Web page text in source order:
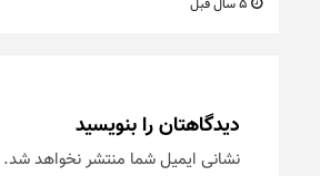
دیدگاهتان را بنویسید
نشانی ایمیل شما منتشر نخواهد شد.